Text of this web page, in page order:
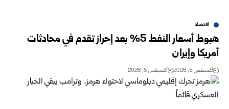
اقتصاد
هبوط أسعار النفط 5% بعد إحراز تقدم في محادثات
أمريكا وإيران
أغسطس 5, 2026 أغسطس 5, 2026